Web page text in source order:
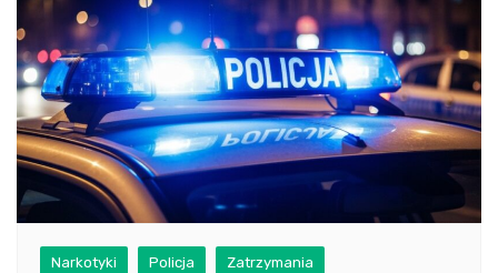
Narkotyki Policja Zatrzymania